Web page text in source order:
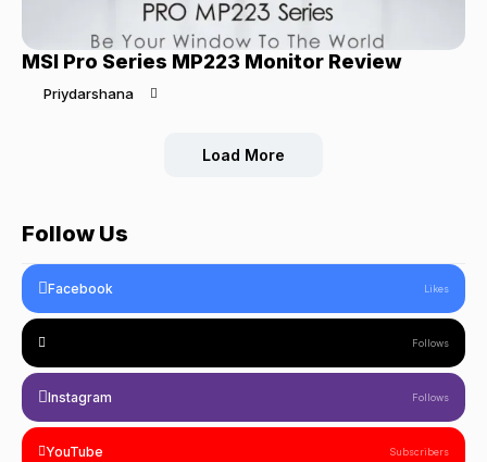
MSI Pro Series MP223 Monitor Review
Priydarshana
Load More
Follow Us
Facebook Likes
Follows
Instagram Follows
YouTube Subscribers